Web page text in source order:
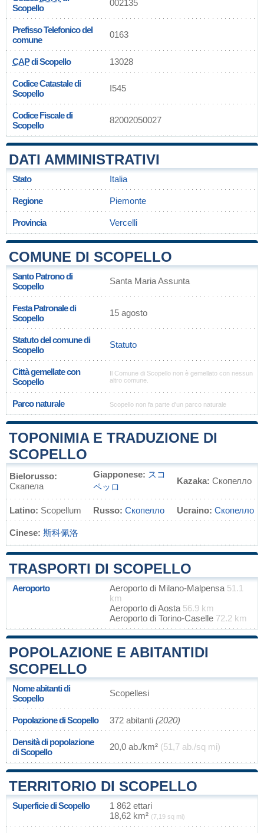
Scopello
002135
Prefisso Telefonico del
comune
0163
CAPdi Scopello 13028
Codice Catastale di
Scopello
I545
Codice Fiscale di
Scopello
82002050027
DATI AMMINISTRATIVI
Stato Italia
Regione Piemonte
Provincia Vercelli
COMUNE DI SCOPELLO
Santo Patrono di
Scopello
Santa Maria Assunta
Festa Patronale di
Scopello
15 agosto
Statuto del comune di
Scopello
Statuto
Città gemellate con
Scopello
Il Comune di Scopello non è gemellato con nessun
altro comune.
Parco naturale Scopello non fa parte d'un parco naturale
TOPONIMIA E TRADUZIONE DI
SCOPELLO
Bielorusso:
Скапела
Giapponese: スコ
ペッロ
Kazaka: Скопелло
Latino: Scopellum Russo: Скопелло Ucraino: Скопелло
Cinese: 斯科佩洛
TRASPORTI DI SCOPELLO
Aeroporto Aeroporto di Milano-Malpensa 51.1
km
Aeroporto di Aosta 56.9 km
Aeroporto di Torino-Caselle 72.2 km
POPOLAZIONE E ABITANTIDI
SCOPELLO
Nome abitanti di
Scopello
Scopellesi
Popolazione di Scopello 372 abitanti (2020)
Densità di popolazione
di Scopello
20,0 ab./km² (51,7 ab./sq mi)
TERRITORIO DI SCOPELLO
Superficie di Scopello
1 862 ettari
18,62 km² (7,19 sq mi)